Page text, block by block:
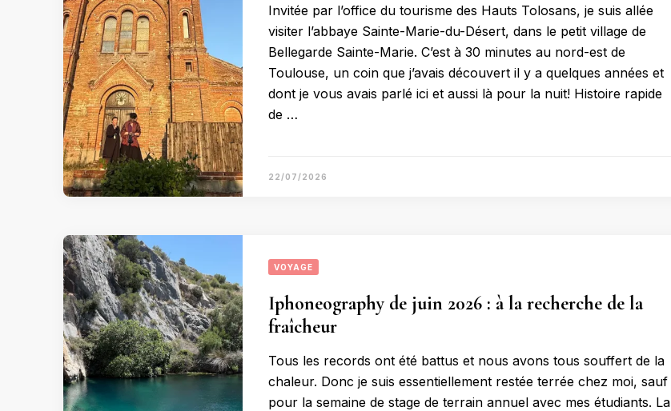
Invitée par l’office du tourisme des Hauts Tolosans, je suis allée
visiter l’abbaye Sainte-Marie-du-Désert, dans le petit village de
Bellegarde Sainte-Marie. C’est à 30 minutes au nord-est de
Toulouse, un coin que j’avais découvert il y a quelques années et
dont je vous avais parlé ici et aussi là pour la nuit! Histoire rapide
de …
22/07/2026
VOYAGE
Iphoneography de juin 2026 : à la recherche de la
fraîcheur
Tous les records ont été battus et nous avons tous souffert de la
chaleur. Donc je suis essentiellement restée terrée chez moi, sauf
pour la semaine de stage de terrain annuel avec mes étudiants. La